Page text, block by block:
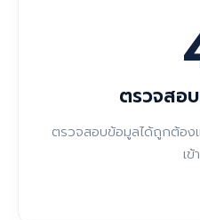
ตรวจสอ
ตรวจสอบข้อมูลได้ถูกต้อง
เข้